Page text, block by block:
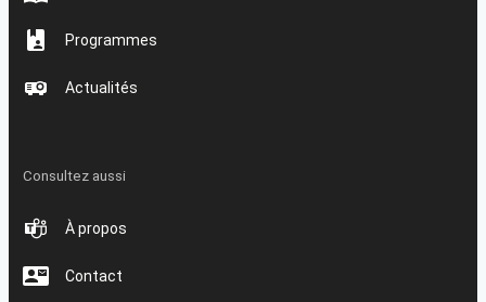
Programmes
Actualités
Consultez aussi
À propos
Contact